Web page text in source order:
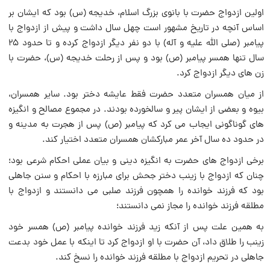
اولین ازدواج حضرت با بانوی بزرگ اسلام، خدیجه (س) بود که ایشان بر
اساس آنچه در تاریخ مشهور است چهل سال داشت و پیش از ازدواج با
پیامبر (صلی الله علیه و آله) با دو نفر دیگر ازدواج کرده و تا حدود ۲۵
سال تنها همسر پیامبر (ص) بود و پس از رحلت خدیجه (س)، حضرت با
زن های دیگر ازدواج کرد.
از میان همسران متعدد حضرت فقط عایشه دختر بود. سایر همسران،
بیوه و بعضی از ایشان پیر و سالخورده بودند. در مجموع مصالح و انگیزه
های گوناگونی ایجاب می کرد که پیامبر (ص) پس از هجرت به مدینه و
در حدود ده سال آخر عمر مبارکشان همسران متعدد اختیار کند.
برخی ازدواج های حضرت به انگیزه دینی و بیان عملی احکام شرعی بود؛
چنان که ازدواج با زینب دختر جحش برای مبارزه با احکام و سنن جاهلی
بود که فرزند خوانده را همچون فرزند صلبی می دانستند و ازدواج با
مطلقه فرزند خوانده را مجاز نمی دانستند؛
به همین علت پس از آنکه زید فرزند خوانده پیامبر (ص) همسر خود
زینب را طلاق داد، آن حضرت با او ازدواج کرد تا اینکه با عمل خود بدعت
جاهلی در تحریم ازدواج با مطلقه فرزند خوانده را نسخ کند.